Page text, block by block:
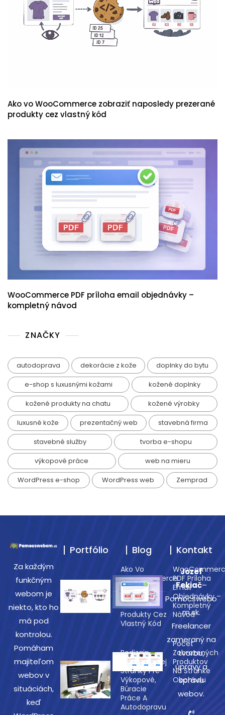
Ako vo WooCommerce zobraziť naposledy prezerané
produkty cez vlastný kód
WooCommerce PDF príloha email objednávky –
kompletný návod
ZNAČKY
autodoprava dekorácie z kože
doplnky do bytu
e-shop s luxusnými kožami
kožené doplnky
kožené produkty na chatu
kožené výrobky
luxusné kože
prezentačný web
stavebná firma
stavebné služby
tvorba e-shopu
výkopové práce
web na mieru
WordPress e-shop
WordPress web Zemprad
Za každým
funkčným
webom je
niekto, kto ho
má pod
kontrolou.
Pomáham
majiteľom
webov v
situáciách,
keď
Portfólio
Ako Vo
WooCommerce
Zobraziť
Naposledy
Prezerané
Produkty Cez
Vlastný Kód
Redizajn
Prezentačnej
Stránky Pre
Výkopové,
Búracie
Práce A
Autodopravu
Blog
PDF Príloha
Email
Objednávky –
Kompletný
Návod
Počet
Zobrazených
Produktov
Na Stránke
Obchodu
Kontakt
Jozef
Fekiač–
Pomocswebo
m.sk.
Freelancer
zameraný na
tvorbu,
úpravy a
správu
webov.